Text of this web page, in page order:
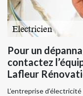
Pour un
contactez
Lafleur
L’entreprise